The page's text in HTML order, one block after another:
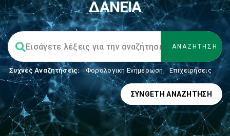
ΔΑΝΕΙΑ
Συχνές Αναζητήσεις: Φορολογικη Ενημέρωση, Επιχειρήσεις
ΣΎΝΘΕΤΗ ΑΝΑΖΉΤΗΣΗ